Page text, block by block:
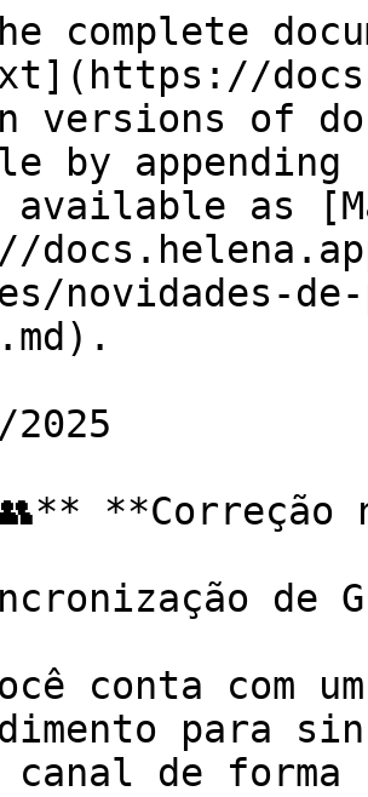
complete
versions of
by
available as
novidades-
**Correção
de
conta com
para
canal de